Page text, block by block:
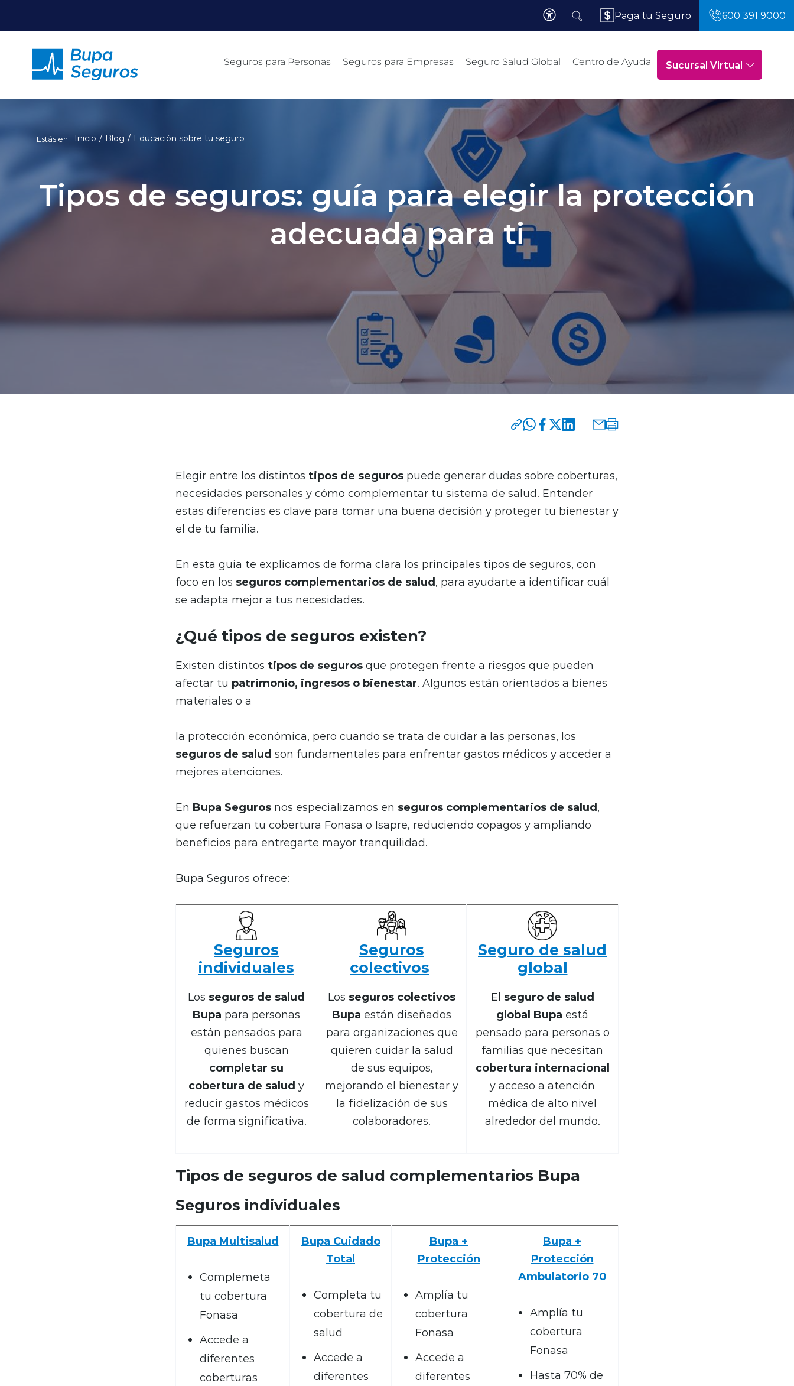
Paga tu Seguro
600 391 9000
Seguros para Personas Seguros para Empresas Seguro Salud Global Centro de Ayuda Sucursal Virtual
Estás en: Inicio Blog Educación sobre tu seguro
Tipos de seguros: guía para elegir la protección
adecuada para ti
Elegir entre los distintos tipos de seguros puede generar dudas sobre coberturas,
necesidades personales y cómo complementar tu sistema de salud. Entender
estas diferencias es clave para tomar una buena decisión y proteger tu bienestar y
el de tu familia.
En esta guía te explicamos de forma clara los principales tipos de seguros, con
foco en los seguros complementarios de salud, para ayudarte a identificar cuál
se adapta mejor a tus necesidades.
¿Qué tipos de seguros existen?
Existen distintos tipos de seguros que protegen frente a riesgos que pueden
afectar tu patrimonio, ingresos o bienestar. Algunos están orientados a bienes
materiales o a
la protección económica, pero cuando se trata de cuidar a las personas, los
seguros de salud son fundamentales para enfrentar gastos médicos y acceder a
mejores atenciones.
En Bupa Seguros nos especializamos en seguros complementarios de salud,
que refuerzan tu cobertura Fonasa o Isapre, reduciendo copagos y ampliando
beneficios para entregarte mayor tranquilidad.
Bupa Seguros ofrece:
Seguros
individuales
Los seguros de salud
Bupa para personas
están pensados para
quienes buscan
completar su
cobertura de salud y
reducir gastos médicos
de forma significativa.
Seguros
colectivos
Los seguros colectivos
Bupa están diseñados
para organizaciones que
quieren cuidar la salud
de sus equipos,
mejorando el bienestar y
la fidelización de sus
colaboradores.
Seguro de salud
global
El seguro de salud
global Bupa está
pensado para personas o
familias que necesitan
cobertura internacional
y acceso a atención
médica de alto nivel
alrededor del mundo.
Tipos de seguros de salud complementarios Bupa
Seguros individuales
Bupa Multisalud
Complemeta
tu cobertura
Fonasa
Accede a
diferentes
coberturas
Bupa Cuidado
Total
Completa tu
cobertura de
salud
Accede a
diferentes
Bupa +
Protección
Amplía tu
cobertura
Fonasa
Accede a
diferentes
Bupa +
Protección
Ambulatorio 70
Amplía tu
cobertura
Fonasa
Hasta 70% de